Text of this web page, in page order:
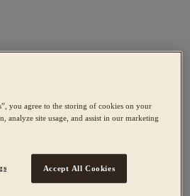
you agree to the storing of cookies on your
analyze site usage, and assist in our marketing
Accept All Cookies